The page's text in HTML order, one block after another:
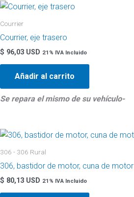
Courrier
Courrier, eje trasero
$ 96,03 USD 21% IVA Incluido
Añadir al carrito
Se repara el mismo de su vehículo-
306 - 306 Rural
306, bastidor de motor, cuna de motor
$ 80,13 USD 21% IVA Incluido